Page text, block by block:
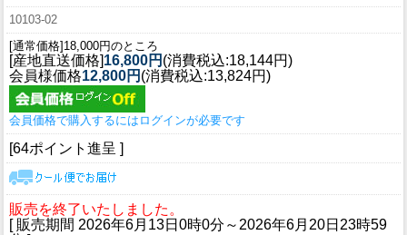
10103-02
[通常価格]18,000円のところ
[産地直送価格]16,800円 (消費税込:18,144円)
会員様価格12,800円 (消費税込:13,824円)
会員価格で購入するにはログインが必要です
[64ポイント進呈 ]
販売を終了いたしました。
[ 販売期間 2026年6月13日0時0分 ～ 2026年6月20日23時59